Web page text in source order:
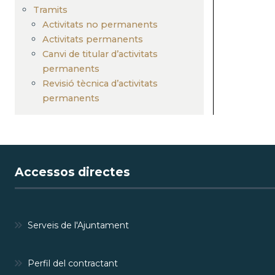
Tramits
Activitats no permanents
Activitats permanents
Canvi de titular d’activitats
permanents
Revisió tècnica d’activitats
permanents
Accessos directes
Serveis de l'Ajuntament
Perfil del contractant